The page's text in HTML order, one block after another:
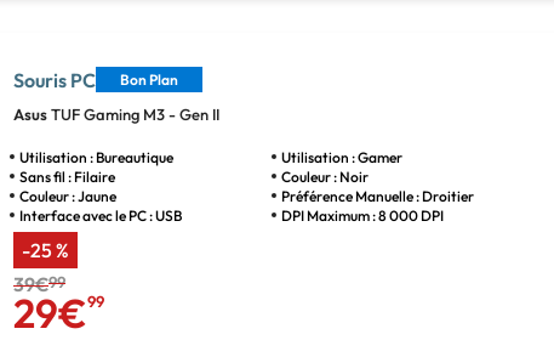
Souris PC Bon Plan
AsusTUF Gaming M3 - Gen II
Utilisation : Bureautique
Utilisation : Gamer
Sans fil : Filaire
Couleur : Noir
Couleur : Jaune
Préférence Manuelle : Droitier
Interface avec le PC : USB
DPI Maximum : 8 000 DPI
-25 %
39€99
29€99